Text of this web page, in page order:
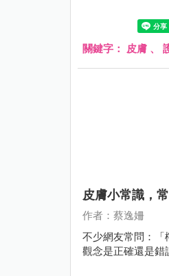
關鍵字： 皮膚 、
皮膚小常識，
作者：蔡逸姍
不少網友常問：「
觀念是正確還是錯